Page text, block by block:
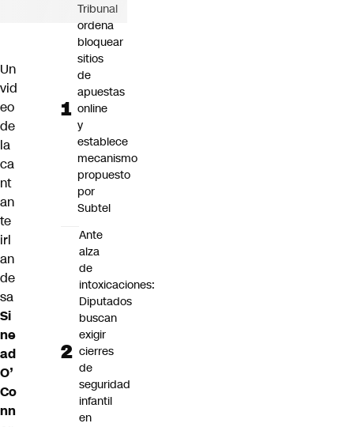
Un
vid
eo
de
la
ca
nt
an
te
irl
an
de
sa
Si
ne
ad
O’
Co
nn
Tribunal
ordena
bloquear
sitios
de
apuestas
online
y
establece
mecanismo
propuesto
por
Subtel
Ante
alza
de
intoxicaciones:
Diputados
buscan
exigir
cierres
de
seguridad
infantil
en